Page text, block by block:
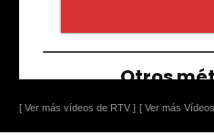
[ Ver más vídeos de RTV ] [ Ver más